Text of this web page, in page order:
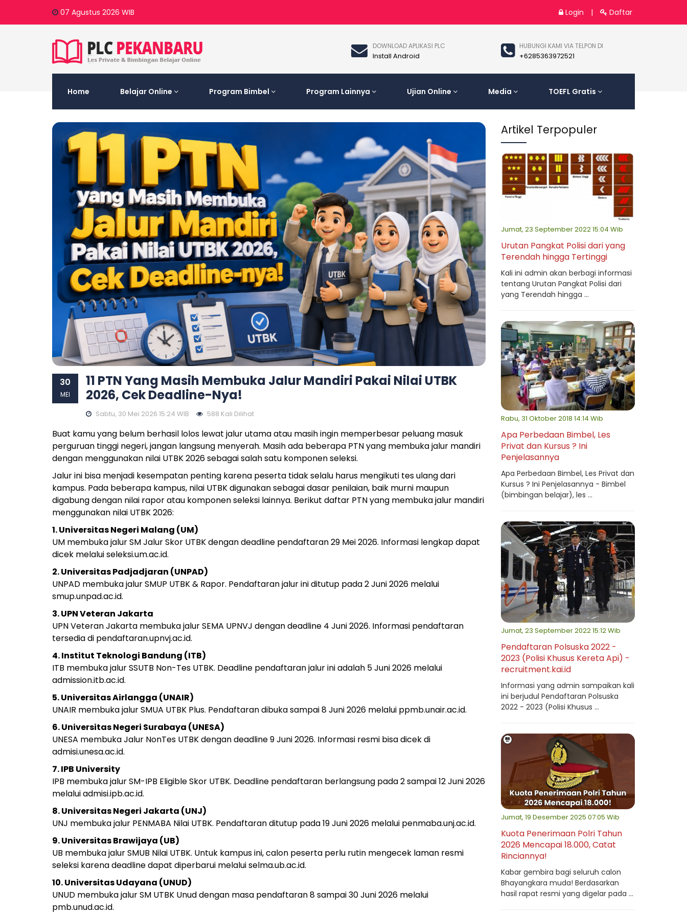
07 Agustus 2026 WIB Login | Daftar
HUBUNGI KAMI VIA TELPON DI
+6285363972521
DOWNLOAD APLIKASI PLC
Install Android
Home Belajar Online Program Bimbel Program Lainnya Ujian Online Media TOEFL Gratis
30
MEI
11 PTN Yang Masih Membuka Jalur Mandiri Pakai Nilai UTBK
2026, Cek Deadline-Nya!
Sabtu, 30 Mei 2026 15:24 WIB 588 Kali Dilihat
Buat kamu yang belum berhasil lolos lewat jalur utama atau masih ingin memperbesar peluang masuk
perguruan tinggi negeri, jangan langsung menyerah. Masih ada beberapa PTN yang membuka jalur mandiri
dengan menggunakan nilai UTBK 2026 sebagai salah satu komponen seleksi.
Jalur ini bisa menjadi kesempatan penting karena peserta tidak selalu harus mengikuti tes ulang dari
kampus. Pada beberapa kampus, nilai UTBK digunakan sebagai dasar penilaian, baik murni maupun
digabung dengan nilai rapor atau komponen seleksi lainnya. Berikut daftar PTN yang membuka jalur mandiri
menggunakan nilai UTBK 2026:
1. Universitas Negeri Malang (UM)
UM membuka jalur SM Jalur Skor UTBK dengan deadline pendaftaran 29 Mei 2026. Informasi lengkap dapat
dicek melalui seleksi.um.ac.id.
2. Universitas Padjadjaran (UNPAD)
UNPAD membuka jalur SMUP UTBK & Rapor. Pendaftaran jalur ini ditutup pada 2 Juni 2026 melalui
smup.unpad.ac.id.
3. UPN Veteran Jakarta
UPN Veteran Jakarta membuka jalur SEMA UPNVJ dengan deadline 4 Juni 2026. Informasi pendaftaran
tersedia di pendaftaran.upnvj.ac.id.
4. Institut Teknologi Bandung (ITB)
ITB membuka jalur SSUTB Non-Tes UTBK. Deadline pendaftaran jalur ini adalah 5 Juni 2026 melalui
admission.itb.ac.id.
5. Universitas Airlangga (UNAIR)
UNAIR membuka jalur SMUA UTBK Plus. Pendaftaran dibuka sampai 8 Juni 2026 melalui ppmb.unair.ac.id.
6. Universitas Negeri Surabaya (UNESA)
UNESA membuka Jalur NonTes UTBK dengan deadline 9 Juni 2026. Informasi resmi bisa dicek di
admisi.unesa.ac.id.
7. IPB University
IPB membuka jalur SM-IPB Eligible Skor UTBK. Deadline pendaftaran berlangsung pada 2 sampai 12 Juni 2026
melalui admisi.ipb.ac.id.
8. Universitas Negeri Jakarta (UNJ)
UNJ membuka jalur PENMABA Nilai UTBK. Pendaftaran ditutup pada 19 Juni 2026 melalui penmaba.unj.ac.id.
9. Universitas Brawijaya (UB)
UB membuka jalur SMUB Nilai UTBK. Untuk kampus ini, calon peserta perlu rutin mengecek laman resmi
seleksi karena deadline dapat diperbarui melalui selma.ub.ac.id.
10. Universitas Udayana (UNUD)
UNUD membuka jalur SM UTBK Unud dengan masa pendaftaran 8 sampai 30 Juni 2026 melalui
pmb.unud.ac.id.
Artikel Terpopuler
Jumat, 23 September 2022 15:04 Wib
Urutan Pangkat Polisi dari yang
Terendah hingga Tertinggi
Kali ini admin akan berbagi informasi
tentang Urutan Pangkat Polisi dari
yang Terendah hingga ...
Rabu, 31 Oktober 2018 14:14 Wib
Apa Perbedaan Bimbel, Les
Privat dan Kursus ? Ini
Penjelasannya
Apa Perbedaan Bimbel, Les Privat dan
Kursus ? Ini Penjelasannya - Bimbel
(bimbingan belajar), les ...
Jumat, 23 September 2022 15:12 Wib
Pendaftaran Polsuska 2022 -
2023 (Polisi Khusus Kereta Api) -
recruitment.kai.id
Informasi yang admin sampaikan kali
ini berjudul Pendaftaran Polsuska
2022 - 2023 (Polisi Khusus ...
Jumat, 19 Desember 2025 07:05 Wib
Kuota Penerimaan Polri Tahun
2026 Mencapai 18.000, Catat
Rinciannya!
Kabar gembira bagi seluruh calon
Bhayangkara muda! Berdasarkan
hasil rapat resmi yang digelar pada ...